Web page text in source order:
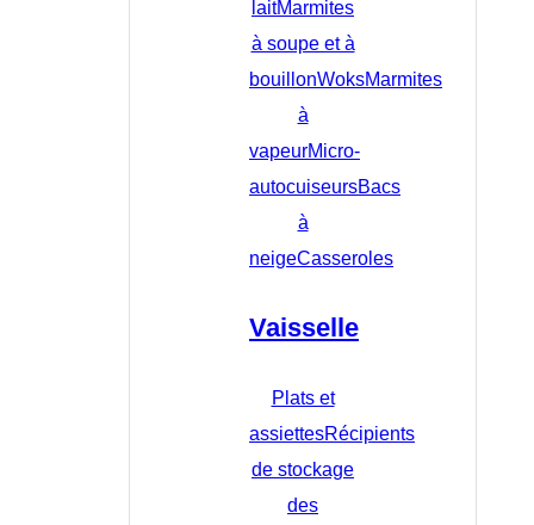
laitMarmites
à soupe et à
bouillonWoksMarmites
à
vapeurMicro-
autocuiseursBacs
à
neigeCasseroles
Vaisselle
Plats et
assiettesRécipients
de stockage
des